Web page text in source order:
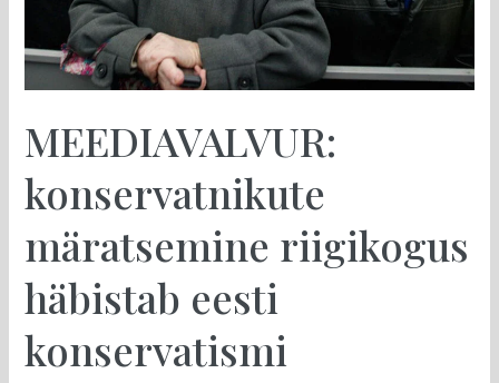
MEEDIAVALVUR:
konservatnikute
märatsemine riigikogus
häbistab eesti
konservatismi